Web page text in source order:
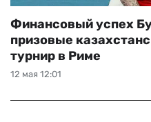
ФУТЗАЛ
ВЕЛОСПОРТ
ЧМ-2026
12 мая 12:01
Финансовый успех
призовые
турнир в Риме